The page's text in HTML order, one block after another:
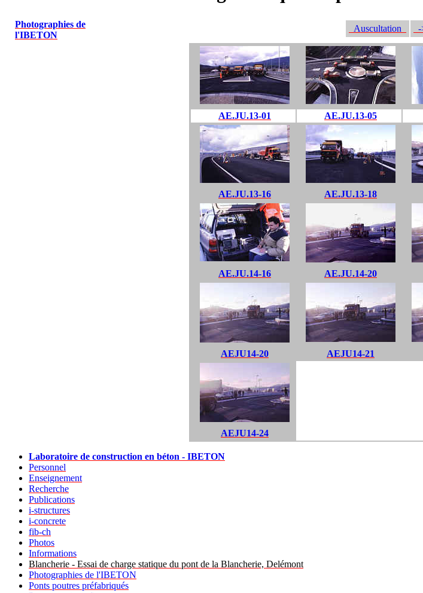
Photographies de
l'IBETON
Auscultation -
AE.JU.13-01 AE.JU.13-05
AE.JU.13-16 AE.JU.13-18
AE.JU.14-16 AE.JU.14-20
AEJU14-20 AEJU14-21
AEJU14-24
Laboratoire de construction en béton - IBETON
Personnel
Enseignement
Recherche
Publications
i-structures
i-concrete
fib-ch
Photos
Informations
Blancherie - Essai de charge statique du pont de la Blancherie, Delémont
Photographies de l'IBETON
Ponts poutres préfabriqués